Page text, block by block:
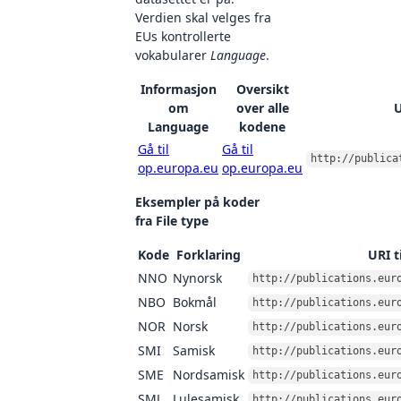
Verdien skal velges fra
EUs kontrollerte
vokabularer Language.
Informasjon
om
Language
Oversikt
over alle
kodene
Gå til
op.europa.eu
Gå til
op.europa.eu
http://
Eksempler på koder
fra File type
Kode Forklaring
URI
NNO Nynorsk http://
NBO Bokmål http://
NOR Norsk http://
SMI Samisk http://
SME Nordsamisk http://